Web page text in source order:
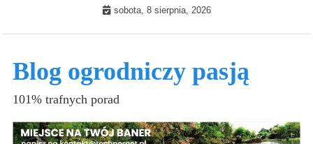
sobota, 8 sierpnia, 2026
Blog ogrodniczy pasją
101% trafnych porad